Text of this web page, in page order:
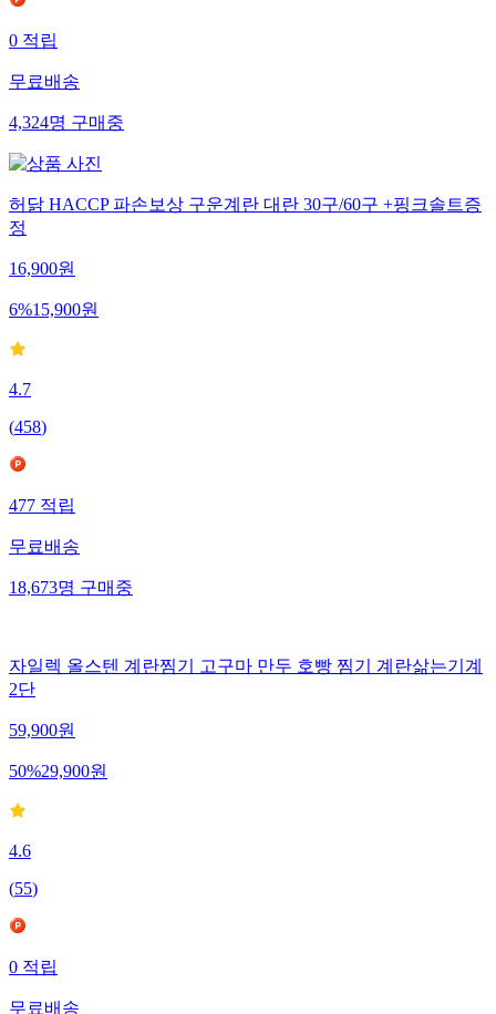
0적립
무료배송
4,324명구매중
허닭 HACCP 파손보상 구운계란 대란 30구/60구 +핑크솔트증
정
16,900원
6%15,900원
4.7
(458)
477적립
무료배송
18,673명구매중
자일렉 올스텐 계란찜기 고구마 만두 호빵 찜기 계란삶는기계
2단
59,900원
50%29,900원
4.6
(55)
0적립